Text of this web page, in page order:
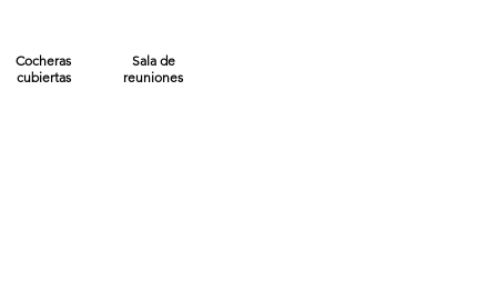
Cocheras
cubiertas
Sala de
reuniones